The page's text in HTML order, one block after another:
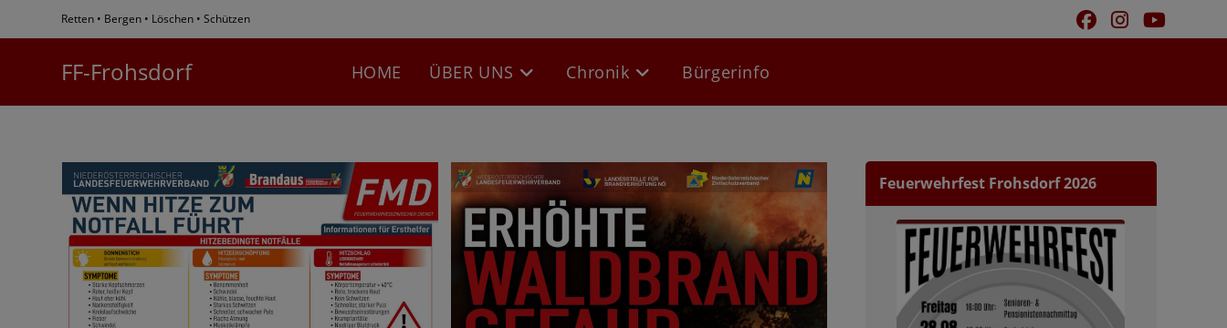
Retten • Bergen • Löschen • Schützen
FF-Frohsdorf HOME ÜBER UNS Chronik Bürgerinfo
Suche
umschalten
Feuerwehrfest Frohsdorf 2026